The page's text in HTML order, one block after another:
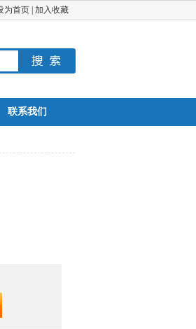
为首页 加入收藏
联系我们